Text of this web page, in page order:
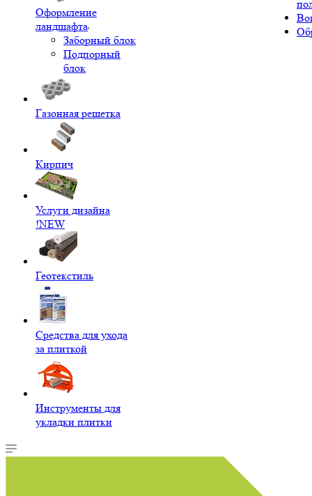
Оформление
ландшафта
Заборный блок
Подпорный
блок
Газонная решетка
Кирпич
Услуги дизайна
!NEW
Геотекстиль
Средства для ухода
за плиткой
Инструменты для
укладки плитки